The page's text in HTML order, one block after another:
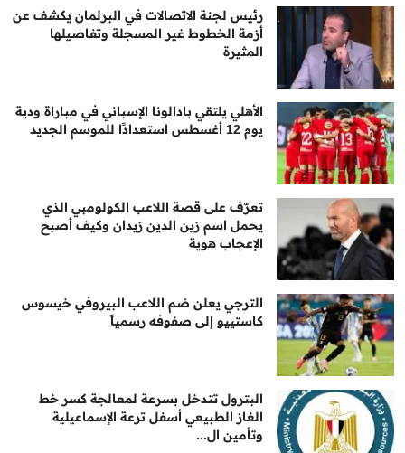
رئيس لجنة الاتصالات في البرلمان يكشف عن
أزمة الخطوط غير المسجلة وتفاصيلها
المثيرة
الأهلي يلتقي بادالونا الإسباني في مباراة ودية
يوم 12 أغسطس استعدادًا للموسم الجديد
تعرّف على قصة اللاعب الكولومبي الذي
يحمل اسم زين الدين زيدان وكيف أصبح
الإعجاب هوية
الترجي يعلن ضم اللاعب البيروفي خيسوس
كاستييو إلى صفوفه رسمياً
البترول تتدخل بسرعة لمعالجة كسر خط
الغاز الطبيعي أسفل ترعة الإسماعيلية
وتأمين ال...